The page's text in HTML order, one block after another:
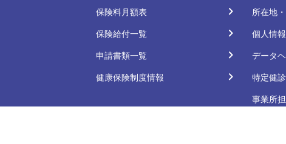
保険料月額表
保険給付一覧
申請書類一覧
健康保険制度情報
所在地
個人情
データ
特定健
事業所